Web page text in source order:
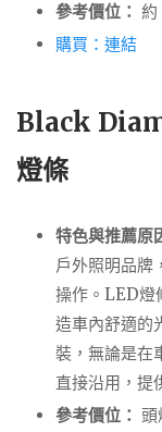
參考價位： 約
購買：連結
Black
燈條
特色與推薦原
戶外照明品牌
操作。LED
造車內舒適的
裝，無論是在
直接沿用，提
參考價位： 頭